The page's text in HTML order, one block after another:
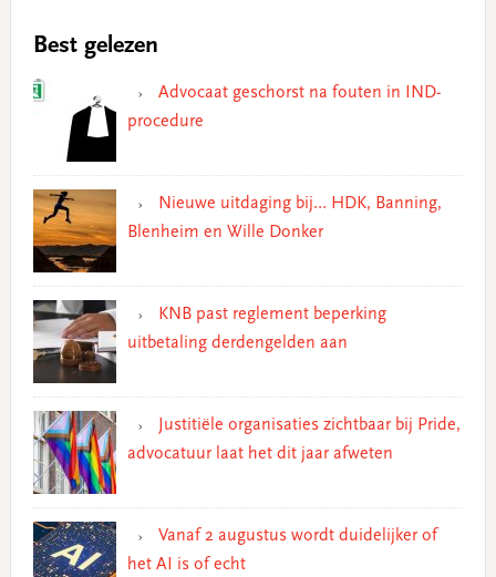
Best gelezen
Advocaat geschorst na fouten in IND-
procedure
Nieuwe uitdaging bij… HDK, Banning,
Blenheim en Wille Donker
KNB past reglement beperking
uitbetaling derdengelden aan
Justitiële organisaties zichtbaar bij Pride,
advocatuur laat het dit jaar afweten
Vanaf 2 augustus wordt duidelijker of
het AI is of echt